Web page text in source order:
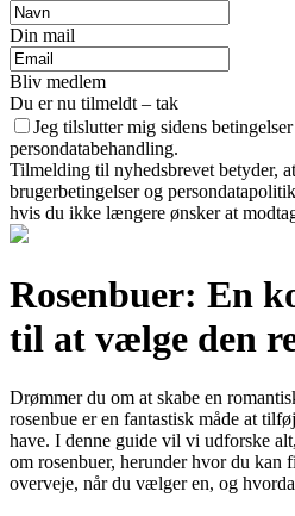
Din mail
Bliv medlem
Du er nu tilmeldt – tak
Jeg tilslutter mig sidens
persondatabehandling.
Tilmelding til nyhedsbrevet betyder,
brugerbetingelser og
hvis du ikke længere ønsker at
Rosenbuer: En
til at vælge den
Drømmer du om at skabe en
rosenbue er en fantastisk måde at
have. I denne guide vil vi udforske
om rosenbuer, herunder hvor du kan
overveje, når du vælger en, og